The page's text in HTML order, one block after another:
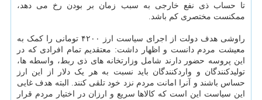
تا حساب ذی نفع خارجی به سبب زمان بر بودن رخ می دهد،
ممکنست مختصری کم باشد.
راوشی هدف دولت از اجرای سیاست ارز ۴۲۰۰ تومانی را کمک به
معیشت مردم دانست و اظهار داشت: معتقدیم تمام افرادی که در
این پروسه حضور دارند شامل وزارتخانه های ذی ربط، واسطه ها،
تولیدکنندگان و واردکنندگان باید نسبت به هر یک دلار از این ارز
حساس باشند و آنرا امانت مردم نزد خود تلقی کنند. البته هدف غایی
این سیاست این است که کالاها سریع و ارزان در اختیار مردم قرار